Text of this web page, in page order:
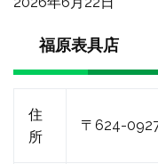
福原表具店
住
所
〒624-